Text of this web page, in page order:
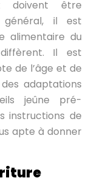
doivent être
général, il est
alimentaire du
Il est
de l’âge et de
adaptations
jeûne pré-
instructions de
apte à donner